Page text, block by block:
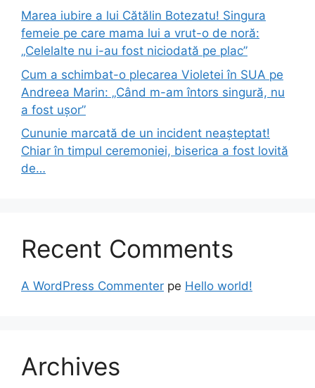
Marea iubire a lui Cătălin Botezatu! Singura
femeie pe care mama lui a vrut-o de noră:
„Celelalte nu i-au fost niciodată pe plac”
Cum a schimbat-o plecarea Violetei în SUA pe
Andreea Marin: „Când m-am întors singură, nu
a fost ușor”
Cununie marcată de un incident neașteptat!
Chiar în timpul ceremoniei, biserica a fost lovită
de…
Recent Comments
A WordPress Commenter pe Hello world!
Archives